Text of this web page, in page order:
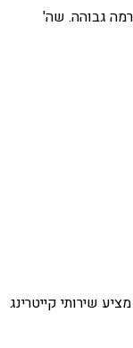
גבוהה. שה'
שירותי קייטרינג